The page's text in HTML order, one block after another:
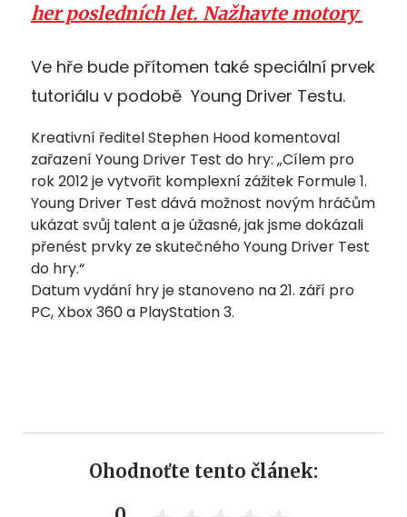
her posledních let. Nažhavte motory
Ve hře bude přítomen také speciální prvek
tutoriálu v podobě Young Driver Testu.
Kreativní ředitel Stephen Hood komentoval
zařazení Young Driver Test do hry: „Cílem pro
rok 2012 je vytvořit komplexní zážitek Formule 1.
Young Driver Test dává možnost novým hráčům
ukázat svůj talent a je úžasné, jak jsme dokázali
přenést prvky ze skutečného Young Driver Test
do hry.“
Datum vydání hry je stanoveno na 21. září pro
PC, Xbox 360 a PlayStation 3.
Ohodnoťte tento článek: